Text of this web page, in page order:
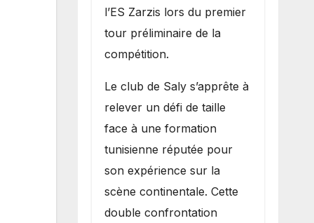
l’ES Zarzis lors du premier
tour préliminaire de la
compétition.
Le club de Saly s’apprête à
relever un défi de taille
face à une formation
tunisienne réputée pour
son expérience sur la
scène continentale. Cette
double confrontation